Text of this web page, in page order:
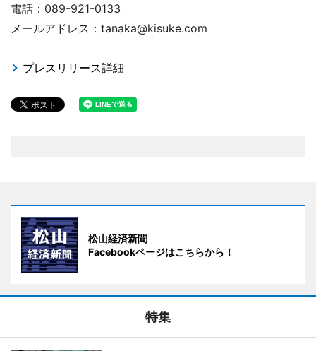
電話：089-921-0133
メールアドレス：tanaka@kisuke.com
プレスリリース詳細
松山経済新聞
Facebookページはこちらから！
特集